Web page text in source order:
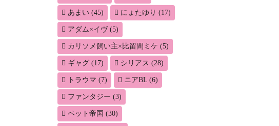
あまい (45) にょたゆり (17)
アダム×イヴ(5)
カリソメ飼い主×比留間ミケ (5)
ギャグ (17) シリアス (28)
トラウマ (7) ニアBL (6)
ファンタジー (3)
ペット帝国 (30)